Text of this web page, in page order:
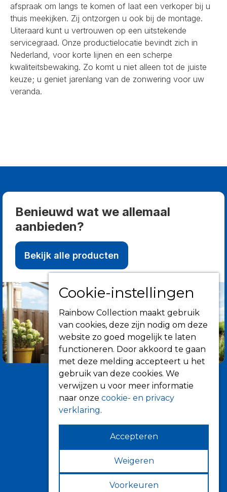
afspraak om langs te komen of laat een verkoper bij u
thuis meekijken. Zij ontzorgen u ook bij de montage.
Uiteraard kunt u vertrouwen op een uitstekende
servicegraad. Onze productielocatie bevindt zich in
Nederland, voor korte lijnen en een scherpe
kwaliteitsbewaking. Zo komt u niet alleen tot de juiste
keuze; u geniet jarenlang van de zonwering voor uw
veranda.
Benieuwd wat we allemaal
aanbieden?
Bekijk alle producten
Informatie
Over ons
Tips
Verkooppunten
Cookie-instellingen
Rainbow Collection maakt gebruik
van cookies, deze zijn nodig om deze
website zo goed mogelijk te laten
functioneren. Door akkoord te gaan
met deze melding accepteert u het
gebruik van deze cookies. We
verwijzen u voor meer informatie
naar onze cookie- en privacy
verklaring.
Accepteren
Weigeren
Voorkeuren